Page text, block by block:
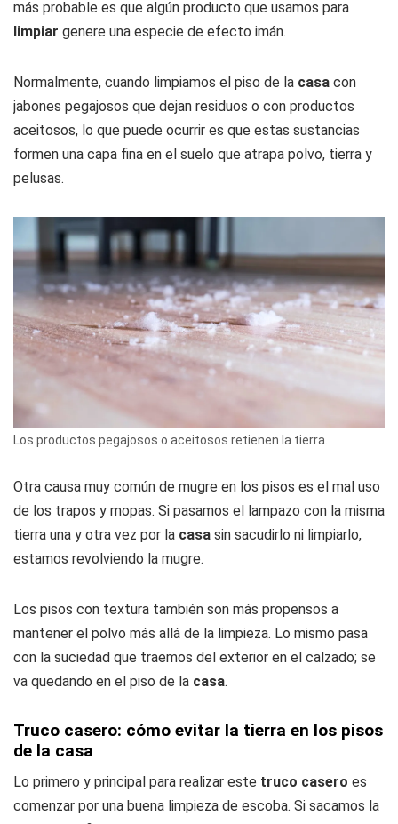
más probable es que algún producto que usamos para
limpiar genere una especie de efecto imán.
Normalmente, cuando limpiamos el piso de la casa con
jabones pegajosos que dejan residuos o con productos
aceitosos, lo que puede ocurrir es que estas sustancias
formen una capa fina en el suelo que atrapa polvo, tierra y
pelusas.
Los productos pegajosos o aceitosos retienen la tierra.
Otra causa muy común de mugre en los pisos es el mal uso
de los trapos y mopas. Si pasamos el lampazo con la misma
tierra una y otra vez por la casa sin sacudirlo ni limpiarlo,
estamos revolviendo la mugre.
Los pisos con textura también son más propensos a
mantener el polvo más allá de la limpieza. Lo mismo pasa
con la suciedad que traemos del exterior en el calzado; se
va quedando en el piso de la casa.
Truco casero: cómo evitar la tierra en los pisos
de la casa
Lo primero y principal para realizar este truco casero es
comenzar por una buena limpieza de escoba. Si sacamos la